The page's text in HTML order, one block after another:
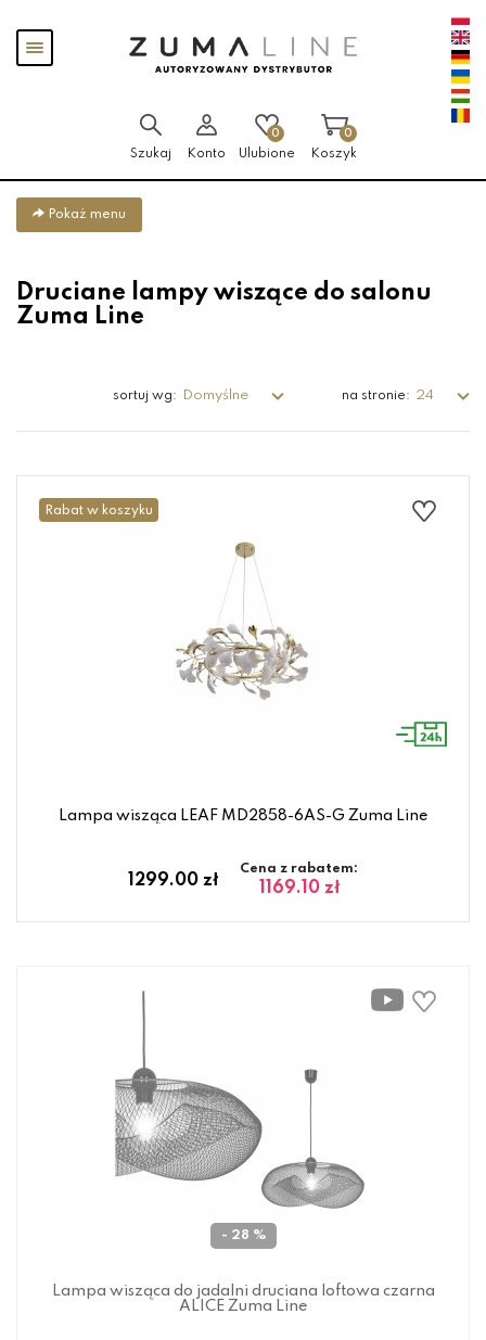
Pokaż
menu
Szukaj Konto
0
Ulubione
0
Koszyk
Pokaż menu
Druciane lampy wiszące do salonu
Zuma Line
sortuj wg: Domyślne na stronie: 24
Rabat w koszyku
Lampa wisząca LEAF MD2858-6AS-G Zuma Line
1299.00 zł
Cena z rabatem:
1169.10 zł
- 28 %
Lampa wisząca do jadalni druciana loftowa czarna
ALICE Zuma Line